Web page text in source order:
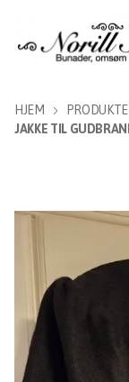
HJEM
JAKKE TIL